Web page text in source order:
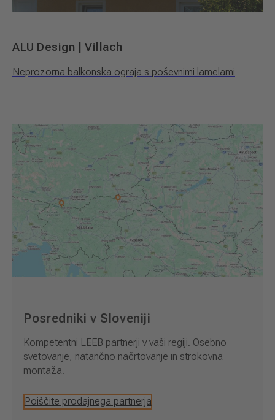
ALU Design | Villach
Neprozorna balkonska ograja s poševnimi lamelami
Posredniki v Sloveniji
Kompetentni LEEB partnerji v vaši regiji. Osebno
svetovanje, natančno načrtovanje in strokovna
montaža.
Poiščite prodajnega partnerja